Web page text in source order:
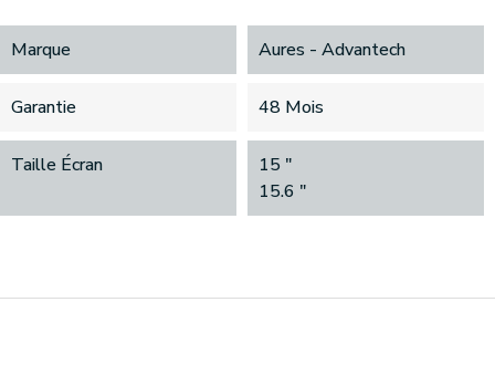
Marque Aures - Advantech
Garantie 48 Mois
Taille Écran
15 "
15.6 "